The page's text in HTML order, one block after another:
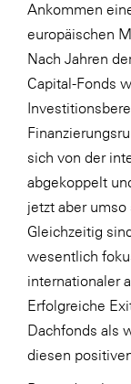
Ankommen
europäischen
Nach Jahren
Capital-Fonds
sich von der
abgekoppelt
jetzt aber umso
Gleichzeitig
wesentlich
internationaler
Erfolgreiche
Dachfonds als
diesen